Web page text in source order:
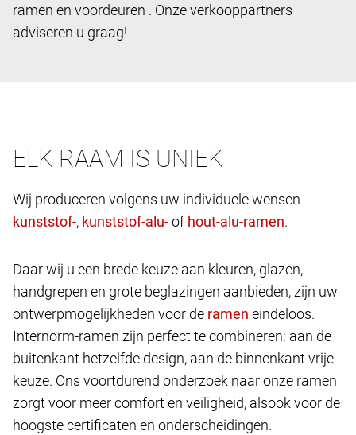
ramen en voordeuren . Onze verkooppartners
adviseren u graag!
ELK RAAM IS UNIEK
Wij produceren volgens uw individuele wensen
,
of .
Daar wij u een brede keuze aan kleuren, glazen,
handgrepen en grote beglazingen aanbieden, zijn uw
ontwerpmogelijkheden voor de
eindeloos.
Internorm-ramen zijn perfect te combineren: aan de
buitenkant hetzelfde design, aan de binnenkant vrije
keuze. Ons voortdurend onderzoek naar onze ramen
zorgt voor meer comfort en veiligheid, alsook voor de
hoogste certificaten en onderscheidingen.